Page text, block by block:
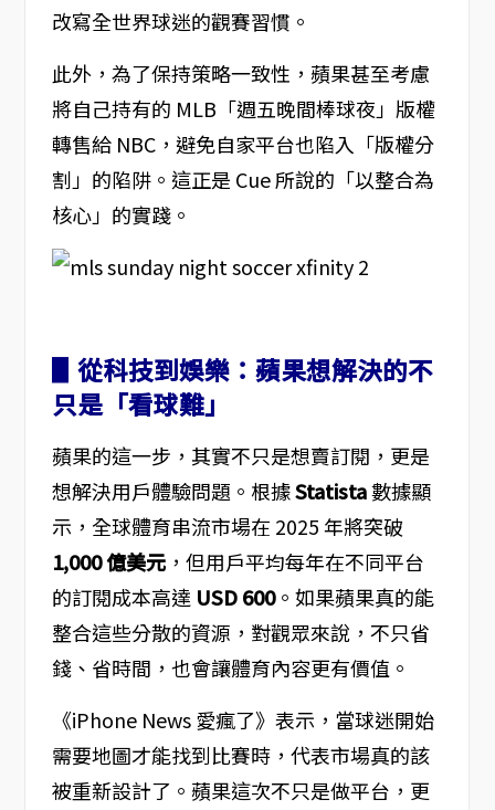
改寫全世界球迷的觀賽習慣。
此外，為了保持策略一致性，蘋果甚至考慮
將自己持有的 MLB「週五晚間棒球夜」版權
轉售給 NBC，避免自家平台也陷入「版權分
割」的陷阱。這正是 Cue 所說的「以整合為
核心」的實踐。
▋從科技到娛樂：蘋果想解決的不
只是「看球難」
蘋果的這一步，其實不只是想賣訂閱，更是
想解決用戶體驗問題。根據Statista數據顯
示，全球體育串流市場在 2025 年將突破
1,000 億美元，但用戶平均每年在不同平台
的訂閱成本高達 USD 600。如果蘋果真的能
整合這些分散的資源，對觀眾來說，不只省
錢、省時間，也會讓體育內容更有價值。
《iPhone News 愛瘋了》表示，當球迷開始
需要地圖才能找到比賽時，代表市場真的該
被重新設計了。蘋果這次不只是做平台，更